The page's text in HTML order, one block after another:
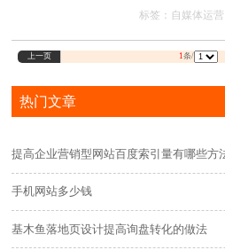
列活动。
标签： 自媒体运营
上一页 1条/
热门文章
提高企业营销型网站百度索引量有哪些方
手机网站多少钱
基木鱼落地页设计提高询盘转化的做法